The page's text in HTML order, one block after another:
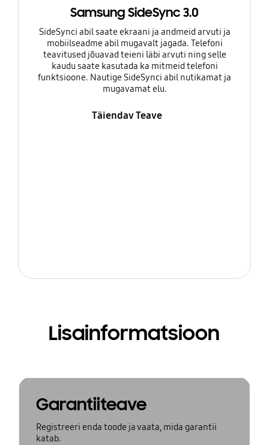
Samsung SideSync 3.0
SideSynci abil saate ekraani ja andmeid arvuti ja
mobiilseadme abil mugavalt jagada. Telefoni
teavitused jõuavad teieni läbi arvuti ning selle
kaudu saate kasutada ka mitmeid telefoni
funktsioone. Nautige SideSynci abil nutikamat ja
mugavamat elu.
Täiendav Teave
Lisainformatsioon
Garantiiteave
Registreeri enda toode ja vaata, mida garantii
katab.